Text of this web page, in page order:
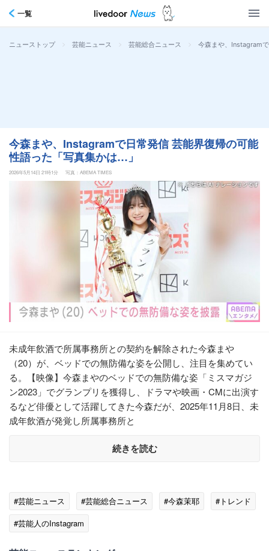
一覧
ニューストップ > 芸能ニュース > 芸能総合ニュース > 今森まや、Instagram
今森まや、Instagramで日常発信 芸能界復帰の可能
性語った「写真集かは…」
2026年5月14日 21時1分 写真：ABEMA TIMES
未成年飲酒で所属事務所との契約を解除された今森まや
（20）が、ベッドでの無防備な姿を公開し、注目を集めてい
る。【映像】今森まやのベッドでの無防備な姿「ミスマガジ
ン2023」でグランプリを獲得し、ドラマや映画・CMに出演す
るなど俳優として活躍してきた今森だが、2025年11月8日、未
成年飲酒が発覚し所属事務所と
続きを読む
#芸能ニュース #芸能総合ニュース #今森茉耶
#トレンド
#芸能人のInstagram